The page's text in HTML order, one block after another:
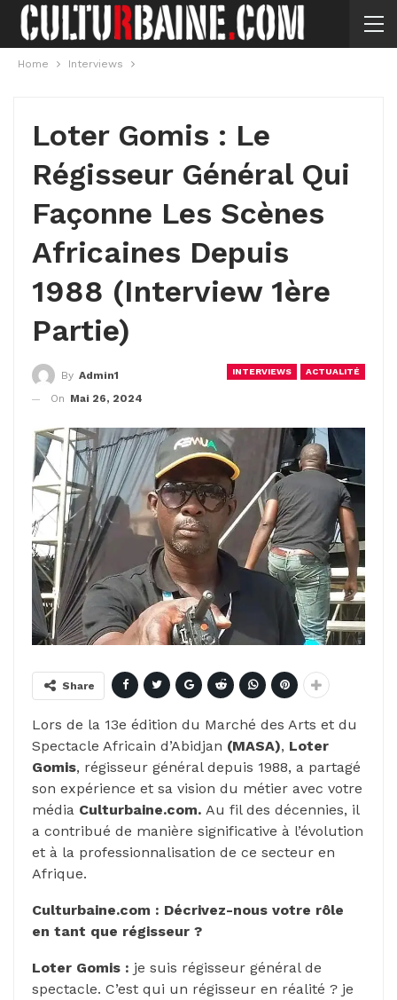
Home Interviews
Loter Gomis : Le
Régisseur Général Qui
Façonne Les Scènes
Africaines Depuis
1988 (Interview 1ère
Partie)
INTERVIEWS ACTUALITÉ
By Admin1
On Mai 26, 2024
Share
Lors de la 13e édition du Marché des Arts et du
Spectacle Africain d’Abidjan (MASA), Loter
Gomis, régisseur général depuis 1988, a partagé
son expérience et sa vision du métier avec votre
média Culturbaine.com. Au fil des décennies, il
a contribué de manière significative à l’évolution
et à la professionnalisation de ce secteur en
Afrique.
Culturbaine.com : Décrivez-nous votre rôle
en tant que régisseur ?
Loter Gomis : je suis régisseur général de
spectacle. C’est qui un régisseur en réalité ? je